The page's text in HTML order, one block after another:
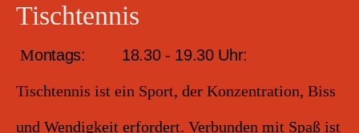
Tischtennis
Montags: 18.30 - 19.30 Uhr:
Tischtennis ist ein Sport, der Konzentration, Biss
und Wendigkeit erfordert. Verbunden mit Spaß ist